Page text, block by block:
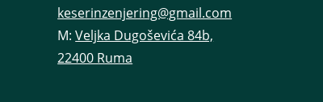
keserinzenjering@gmail.com
M:Veljka Dugoševića 84b,
22400 Ruma